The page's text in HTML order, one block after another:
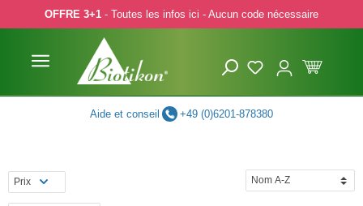
to main content
Skip to search
Skip to main navigation
OFFRE 3+1 - Toutes les infos ici - Aucun code nécessaire
Aide et conseil +49 (0)6201-878380
Prix